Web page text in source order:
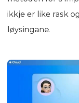
ikkje er like rask
løysingane.